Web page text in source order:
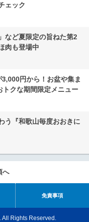
ェック
など夏限定の旨ねた第2
肉も登場中
円から！お盆や集ま
トクな期間限定メニュー
う『和歌山毎度おおきに
へ
免責事項
Rights Reserved.